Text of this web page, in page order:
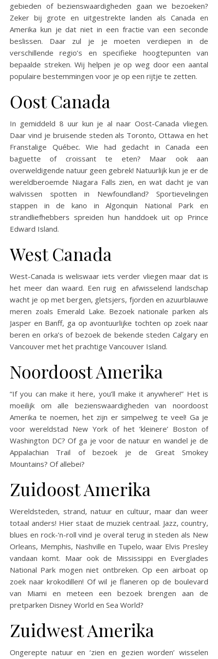
gebieden of bezienswaardigheden gaan we bezoeken?
Zeker bij grote en uitgestrekte landen als Canada en
Amerika kun je dat niet in een fractie van een seconde
beslissen. Daar zul je je moeten verdiepen in de
verschillende regio’s en specifieke hoogtepunten van
bepaalde streken. Wij helpen je op weg door een aantal
populaire bestemmingen voor je op een rijtje te zetten.
Oost Canada
In gemiddeld 8 uur kun je al naar Oost-Canada vliegen.
Daar vind je bruisende steden als Toronto, Ottawa en het
Franstalige Québec. Wie had gedacht in Canada een
baguette of croissant te eten? Maar ook aan
overweldigende natuur geen gebrek! Natuurlijk kun je er de
wereldberoemde Niagara Falls zien, en wat dacht je van
walvissen spotten in Newfoundland? Sportievelingen
stappen in de kano in Algonquin National Park en
strandliefhebbers spreiden hun handdoek uit op Prince
Edward Island.
West Canada
West-Canada is weliswaar iets verder vliegen maar dat is
het meer dan waard. Een ruig en afwisselend landschap
wacht je op met bergen, gletsjers, fjorden en azuurblauwe
meren zoals Emerald Lake. Bezoek nationale parken als
Jasper en Banff, ga op avontuurlijke tochten op zoek naar
beren en orka’s of bezoek de bekende steden Calgary en
Vancouver met het prachtige Vancouver Island.
Noordoost Amerika
“If you can make it here, you’ll make it anywhere!” Het is
moeilijk om alle bezienswaardigheden van noordoost
Amerika te noemen, het zijn er simpelweg te veel! Ga je
voor wereldstad New York of het ‘kleinere’ Boston of
Washington DC? Of ga je voor de natuur en wandel je de
Appalachian Trail of bezoek je de Great Smokey
Mountains? Of allebei?
Zuidoost Amerika
Wereldsteden, strand, natuur en cultuur, maar dan weer
totaal anders! Hier staat de muziek centraal. Jazz, country,
blues en rock-‘n-roll vind je overal terug in steden als New
Orleans, Memphis, Nashville en Tupelo, waar Elvis Presley
vandaan komt. Maar ook de Mississippi en Everglades
National Park mogen niet ontbreken. Op een airboat op
zoek naar krokodillen! Of wil je flaneren op de boulevard
van Miami en meteen een bezoek brengen aan de
pretparken Disney World en Sea World?
Zuidwest Amerika
Ongerepte natuur en ‘zien en gezien worden’ wisselen